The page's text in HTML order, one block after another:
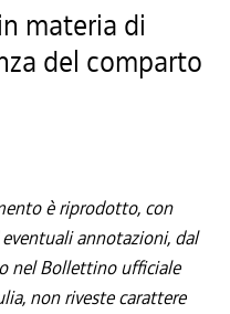
materia di
del comparto
è riprodotto, con
annotazioni, dal
nel Bollettino ufficiale
non riveste carattere